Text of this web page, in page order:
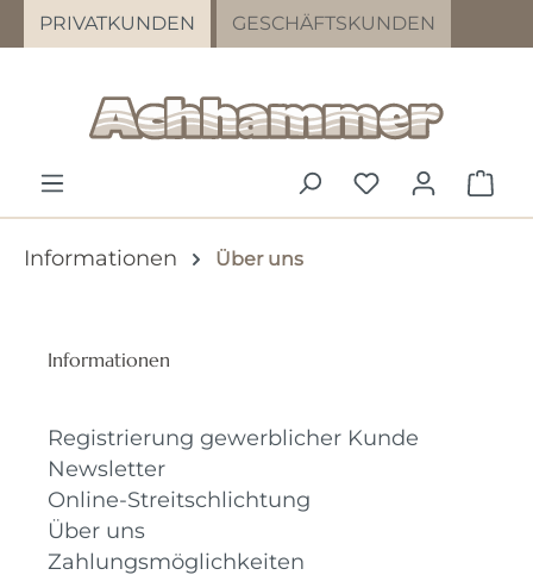
Zum Hauptinhalt springen
PRIVATKUNDEN GESCHÄFTSKUNDEN
DU HAST 0
Informationen Über uns
Informationen
Registrierung gewerblicher Kunde
Newsletter
Online-Streitschlichtung
Über uns
Zahlungsmöglichkeiten